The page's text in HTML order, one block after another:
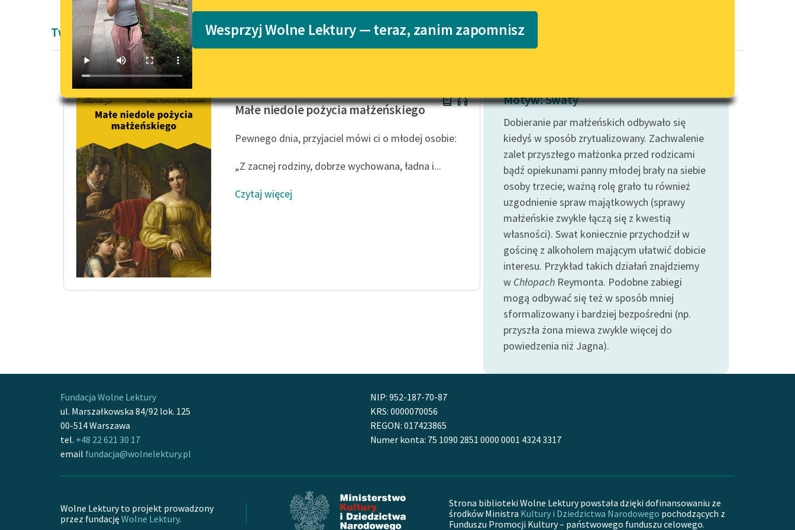
Lektury szkolne i klasyka
literatury do słuchania dla
E-kolekcja lektur szkolnych i
literatury do słuchania dla
uczennic i uczniów z
niepełnosprawnościami
Popularyzacja skandynawskiej
literatury feministycznej
Katalog
Katalog w formacie PDF
wrażliwych
Deklaracja dostępności
Wesprzyj Wolne Lektury — teraz, zanim zapomnisz
Twórczość Honoré de Balzaca
Małe niedole pożycia małżeńskiego
Pewnego dnia, przyjaciel mówi ci o młodej osobie:
„Z zacnej rodziny, dobrze wychowana, ładna i...
Czytaj więcej
Motyw: Swaty
Dobieranie par małżeńskich odbywało się
kiedyś w sposób zrytualizowany. Zachwalenie
zalet przyszłego małżonka przed rodzicami
bądź opiekunami panny młodej brały na siebie
osoby trzecie; ważną rolę grało tu również
uzgodnienie spraw majątkowych (sprawy
małżeńskie zwykle łączą się z kwestią
własności). Swat koniecznie przychodził w
gościnę z alkoholem mającym ułatwić dobicie
interesu. Przykład takich działań znajdziemy
w Chłopach Reymonta. Podobne zabiegi
mogą odbywać się też w sposób mniej
sformalizowany i bardziej bezpośredni (np.
przyszła żona miewa zwykle więcej do
powiedzenia niż Jagna).
Fundacja Wolne Lektury
ul. Marszałkowska 84/92 lok. 125
00-514 Warszawa
tel. +48 22 621 30 17
email fundacja@wolnelektury.pl
NIP: 952-187-70-87
KRS: 0000070056
REGON: 017423865
Numer konta: 75 1090 2851 0000 0001 4324 3317
Wolne Lektury to projekt prowadzony
przez fundację Wolne Lektury.
Strona biblioteki Wolne Lektury powstała dzięki dofinansowaniu ze
środków Ministra Kultury i Dziedzictwa Narodowego pochodzących z
Funduszu Promocji Kultury – państwowego funduszu celowego.